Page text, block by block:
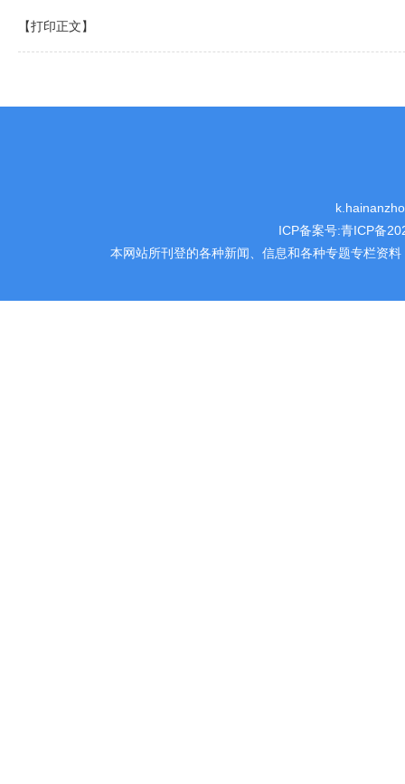
【打印正文】
ICP备案号:青ICP备
本网站所刊登的各种新闻、信息和各种专题专栏资